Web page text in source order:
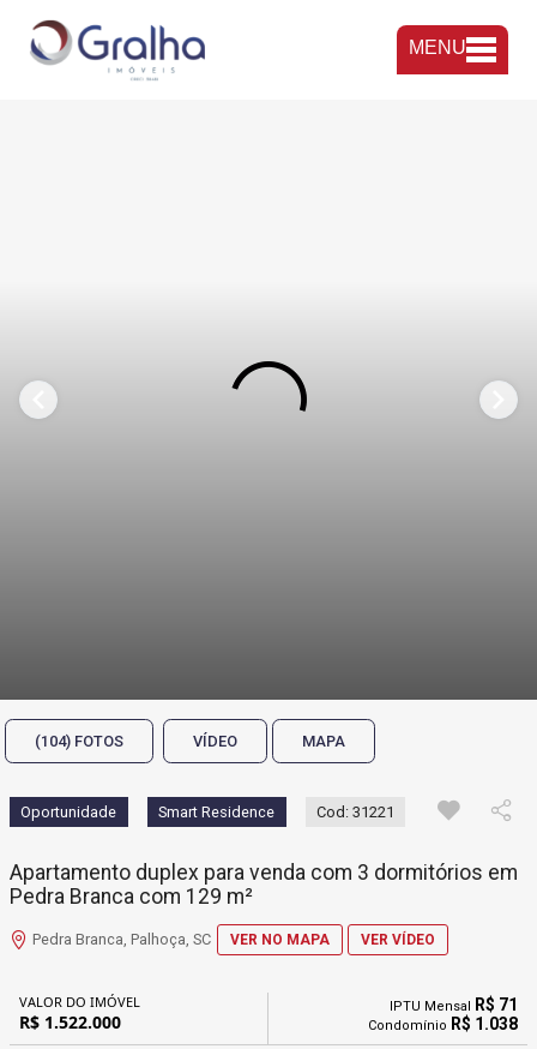
MENU
(104) FOTOS VÍDEO MAPA
Oportunidade Smart Residence Cod: 31221
Apartamento duplex para venda com 3 dormitórios em
Pedra Branca com 129 m²
Pedra Branca, Palhoça, SC VER NO MAPA VER VÍDEO
VALOR DO IMÓVEL
R$ 1.522.000
IPTU Mensal R$ 71
Condomínio R$ 1.038